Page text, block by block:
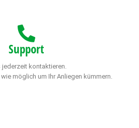
Support
jederzeit kontaktieren.
möglich um Ihr Anliegen kümmern.